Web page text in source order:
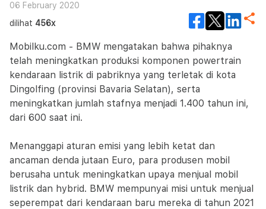
06 February 2020
dilihat 456x
Mobilku.com - BMW mengatakan bahwa pihaknya
telah meningkatkan produksi komponen powertrain
kendaraan listrik di pabriknya yang terletak di kota
Dingolfing (provinsi Bavaria Selatan), serta
meningkatkan jumlah stafnya menjadi 1.400 tahun ini,
dari 600 saat ini.
Menanggapi aturan emisi yang lebih ketat dan
ancaman denda jutaan Euro, para produsen mobil
berusaha untuk meningkatkan upaya menjual mobil
listrik dan hybrid. BMW mempunyai misi untuk menjual
seperempat dari kendaraan baru mereka di tahun 2021